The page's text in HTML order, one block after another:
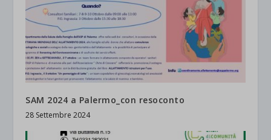
SAM 2024 a Palermo_con resoconto
28 Settembre 2024